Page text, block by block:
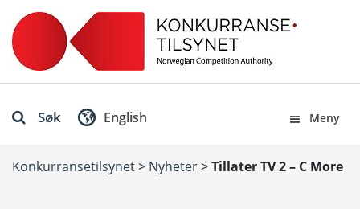
Søk Meny
English
Konkurransetilsynet> Nyheter>Tillater TV 2 – C More